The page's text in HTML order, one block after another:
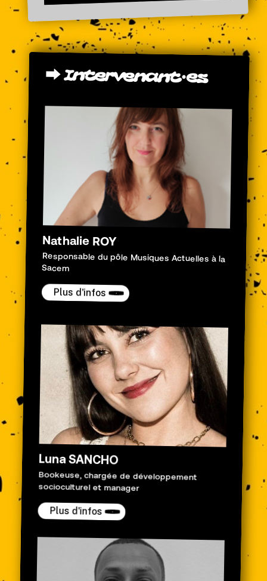
⮕ Intervenant·es
Nathalie ROY
Responsable du pôle Musiques Actuelles à la
Sacem
Plus d'infos
Luna SANCHO
Bookeuse, chargée de développement
socioculturel et manager
Plus d'infos